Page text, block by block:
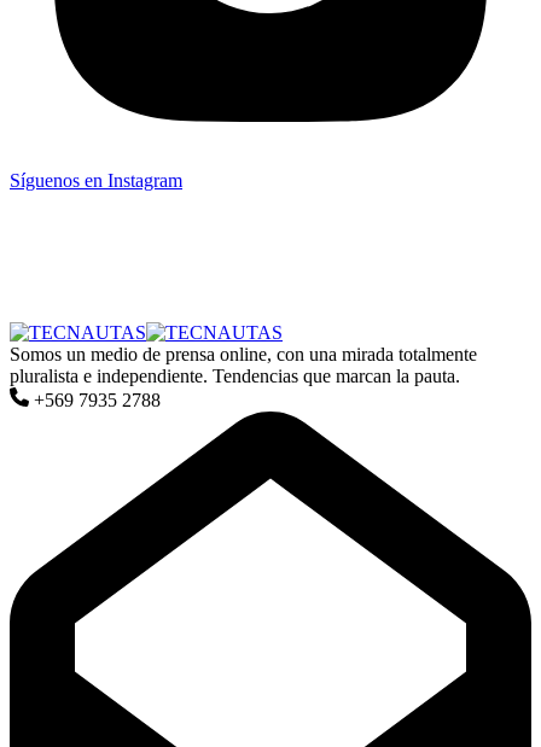
Síguenos en Instagram
Somos un medio de prensa online, con una mirada totalmente
pluralista e independiente. Tendencias que marcan la pauta.
+569 7935 2788